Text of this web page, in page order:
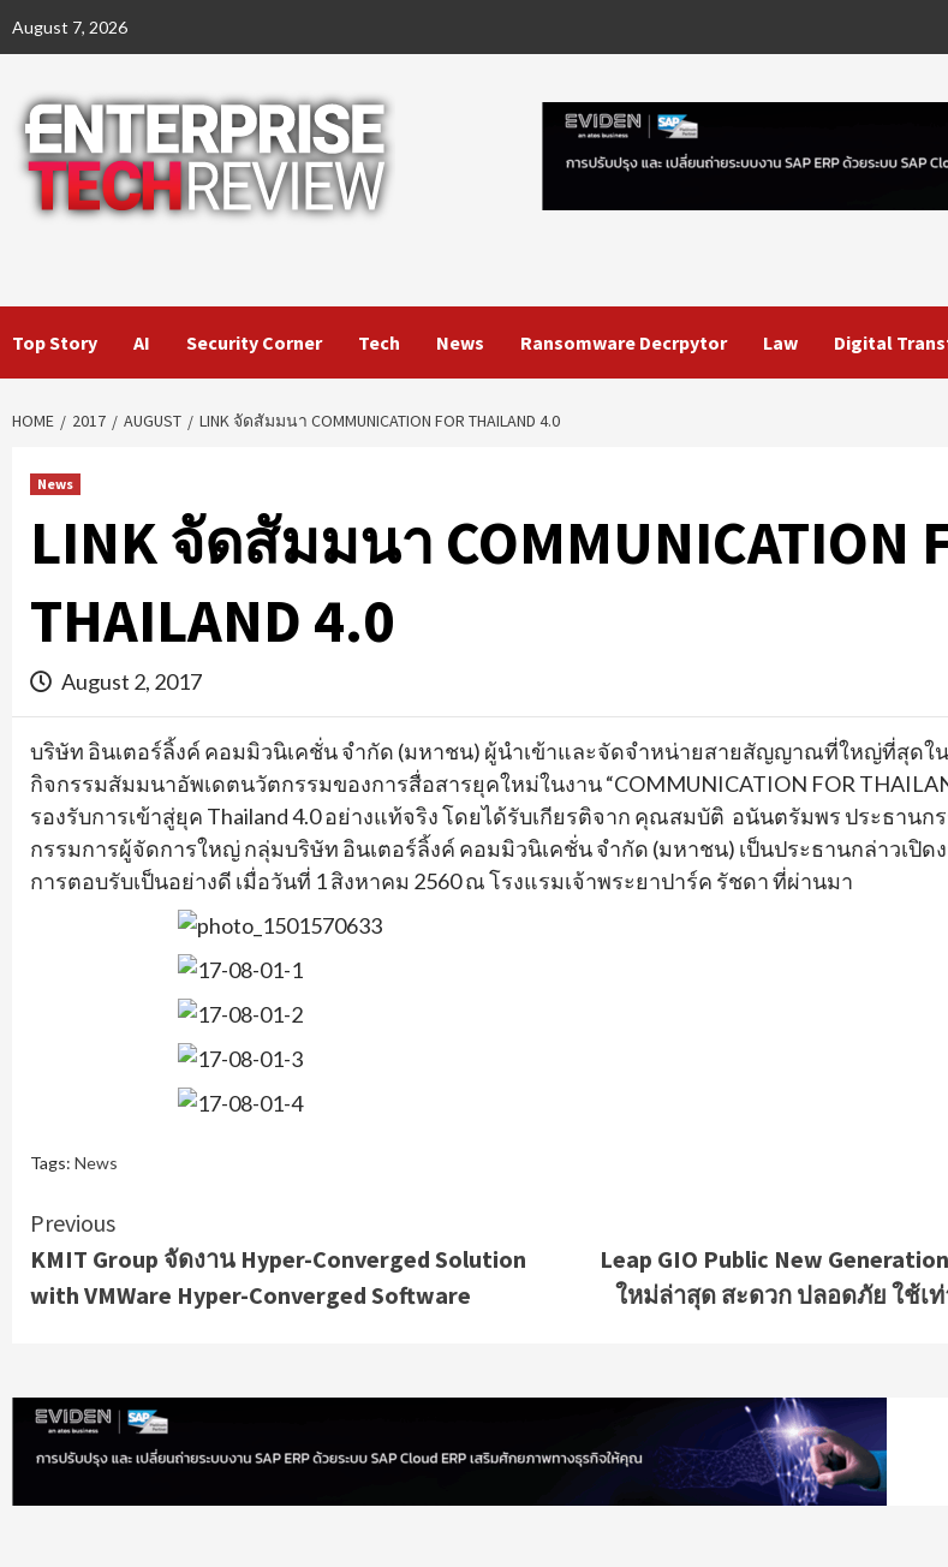
August 7, 2026
Top Story AI Security Corner Tech News Ransomware Decrpytor Law Digital
HOME 2017 AUGUST LINK จัดสัมมนา COMMUNICATION FOR THAILAND 4.0
News
LINK จัดสัมมนา COMMUNICATION
THAILAND 4.0
August 2, 2017
บริษัท อินเตอร์ลิ้งค์ คอมมิวนิเคชั่น จำกัด (มหาชน) ผู้นำเข้าและจัดจำหน่ายสายสัญญาณที่ใหญ่ที่สุดใน
กิจกรรมสัมมนาอัพเดตนวัตกรรมของการสื่อสารยุคใหม่ในงาน“COMMUNICATION FOR
รองรับการเข้าสู่ยุค Thailand4.0 อย่างแท้จริง โดยได้รับเกียรติจาก คุณสมบัติ อนันตรัมพร ประธานก
กรรมการผู้จัดการใหญ่ กลุ่มบริษัท อินเตอร์ลิ้งค์ คอมมิวนิเคชั่น จำกัด (มหาชน) เป็นประธานกล่าวเปิด
การตอบรับเป็นอย่างดี เมื่อวันที่ 1 สิงหาคม 2560 ณ โรงแรมเจ้าพระยาปาร์ค รัชดา ที่ผ่านมา
Tags: News
Continue
Reading
Previous
KMIT Group จัดงาน Hyper-Converged Solution
with VMWare Hyper-Converged Software
Leap GIO Public New
ใหม่ล่าสุด สะดวก ปลอดภัย ใช้เ